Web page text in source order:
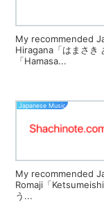
My recommended
Hiragana「はまさき
「Hamasa...
Japanese Music
My recommended
Romaji「
う...